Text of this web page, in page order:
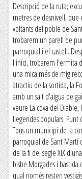
Descripció de la ruta;
metres de desnivell, que
voltants del poble de
trobarem un parell de
parroquial i el castell.
l'inici, trobarem l'ermita
una mica més de mig
atractiu de la sortida, la
amb un salt d'aigua de
veure La cova del
llegendes populars.
Tous un municipi de la
parroquial de Sant Martí
de la fi del segle XIX
bisbe Morgades i
qual només resten